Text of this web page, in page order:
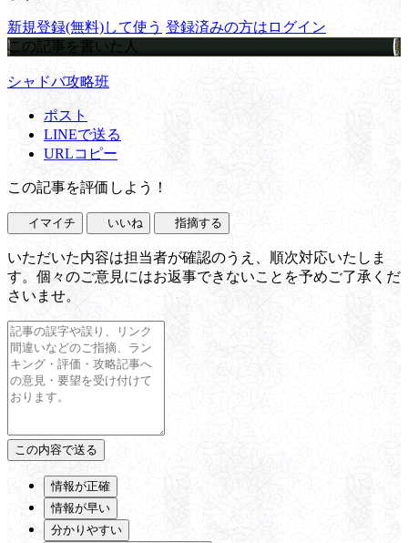
新規登録(無料)して使う 登録済みの方はログイン
この記事を書いた人
シャドバ攻略班
ポスト
LINEで送る
URLコピー
この記事を評価しよう！
イマイチ いいね 指摘する
いただいた内容は担当者が確認のうえ、順次対応いたしま
す。個々のご意見にはお返事できないことを予めご了承くだ
さいませ。
情報が正確
情報が早い
分かりやすい